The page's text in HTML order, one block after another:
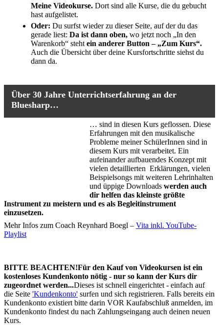
Meine Videokurse. Dort sind alle Kurse, die du gebucht
hast aufgelistet.
Oder: Du surfst wieder zu dieser Seite, auf der du das
gerade liest: Da ist dann oben, wo jetzt noch „In den
Warenkorb“ steht ein anderer Button – „Zum Kurs“.
Auch die Übersicht über deine Kursfortschritte siehst du
dann da.
Über 30 Jahre Unterrichtserfahrung an der
Bluesharp…
… sind in diesen Kurs geflossen. Diese
Erfahrungen mit den musikalische
Probleme meiner SchülerInnen sind in
diesem Kurs mit verarbeitet. Ein
aufeinander aufbauendes Konzept mit
vielen detaillierten Erklärungen, vielen
Beispielsongs mit weiteren Lehrinhalten
und üppige Downloads werden auch
dir helfen das kleinste größte
Instrument zu meistern und es als Begleitinstrument
einzusetzen.
Mehr Infos zum Coach Reynhard Boegl – Vita inkl. YouTube-
Playlist
BITTE BEACHTEN!Für den Kauf von Videokursen ist ein
kostenloses Kundenkonto nötig - nur so kann der Kurs dir
zugeordnet werden...Dieses ist schnell eingerichtet - einfach auf
die Seite 'Kundenkonto' surfen und sich registrieren. Falls bereits ein
Kundenkonto existiert bitte darin VOR Kaufabschluß anmelden, im
Kundenkonto findest du nach Zahlungseingang auch deinen neuen
Kurs.